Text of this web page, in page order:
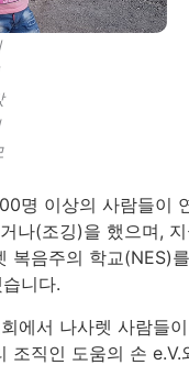
명 이상의 사람들이
나(조깅)을 했으며,
복음주의 학교(NES)를
니다.
에서 나사렛 사람들
조직인 도움의 손 e.V.